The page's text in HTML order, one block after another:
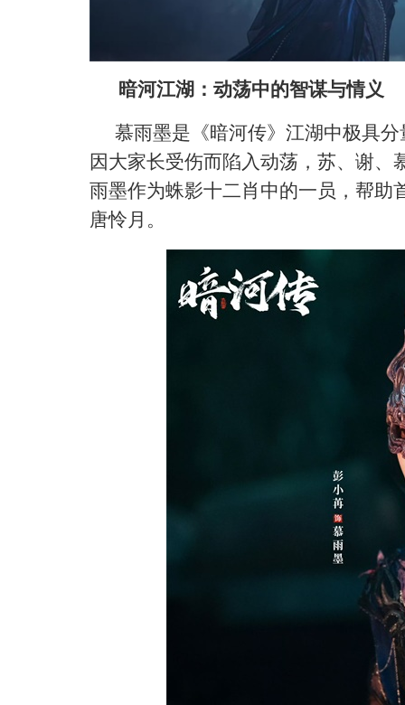
暗河江湖：动荡中的智谋与情义
慕雨墨是《暗河传》江湖中极具
因大家长受伤而陷入动荡，苏、谢
雨墨作为蛛影十二肖中的一员，帮助
唐怜月。